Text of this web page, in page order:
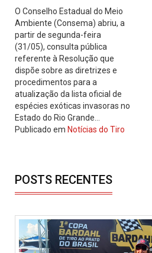
O Conselho Estadual do Meio
Ambiente (Consema) abriu, a
partir de segunda-feira
(31/05), consulta pública
referente à Resolução que
dispõe sobre as diretrizes e
procedimentos para a
atualização da lista oficial de
espécies exóticas invasoras no
Estado do Rio Grande…
Publicado em Notícias do Tiro
POSTS RECENTES